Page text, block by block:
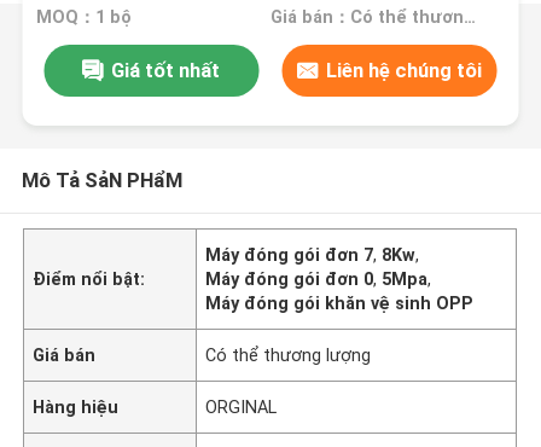
MOQ：1 bộ Giá bán：Có thể thương lượng
Giá tốt nhất Liên hệ chúng tôi
Mô Tả SảN PHẩM
Điểm nổi bật:
Máy đóng gói đơn 7, 8Kw,
Máy đóng gói đơn 0, 5Mpa,
Máy đóng gói khăn vệ sinh OPP
Giá bán Có thể thương lượng
Hàng hiệu ORGINAL